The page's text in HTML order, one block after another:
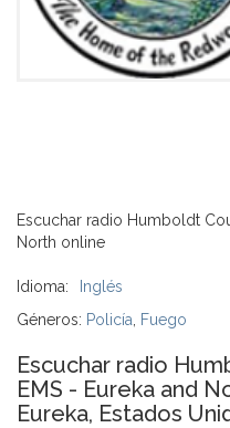
Escuchar radio Humboldt
North online
Idioma:
Inglés
Géneros: Policía Fuego
Escuchar radio
EMS - Eureka and
Eureka, Estados